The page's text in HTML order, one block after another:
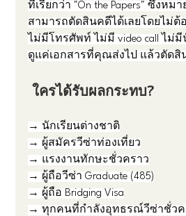
ที่เรียกว่า "On the Papers" ซึ่งหมา
สามารถตัดสินคดีได้เลยโดยไม่ต้
ไม่มีโทรศัพท์ ไม่มี video call ไม่มี
ดูแค่เอกสารที่คุณส่งไป แล้วตัดสิ
ใครได้รับผลกระทบ?
→ นักเรียนต่างชาติ
→ ผู้สมัครวีซ่าท่องเที่ยว
→ แรงงานทักษะชั่วคราว
→ ผู้ถือวีซ่า Graduate (485)
→ ผู้ถือ Bridging Visa
→ ทุกคนที่กำลังอุทธรณ์วีซ่าชั่วค